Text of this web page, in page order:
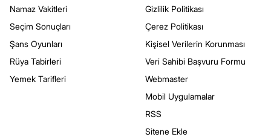
Namaz Vakitleri
Seçim Sonuçları
Şans Oyunları
Rüya Tabirleri
Yemek Tarifleri
Gizlilik Politikası
Çerez Politikası
Kişisel Verilerin Korunması
Veri Sahibi Başvuru Formu
Webmaster
Mobil Uygulamalar
RSS
Sitene Ekle